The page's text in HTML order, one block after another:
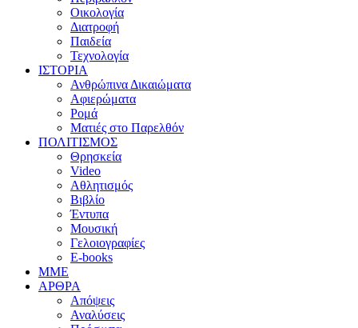
Οικολογία
Διατροφή
Παιδεία
Τεχνολογία
ΙΣΤΟΡΙΑ
Ανθρώπινα Δικαιώματα
Αφιερώματα
Ρομά
Ματιές στο Παρελθόν
ΠΟΛΙΤΙΣΜΟΣ
Θρησκεία
Video
Αθλητισμός
Βιβλίο
Έντυπα
Μουσική
Γελοιογραφίες
E-books
MME
ΑΡΘΡΑ
Απόψεις
Αναλύσεις